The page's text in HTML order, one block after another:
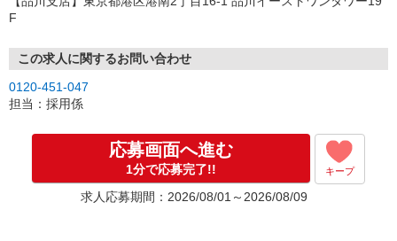
F
この求人に関するお問い合わせ
0120-451-047
担当：採用係
応募画面へ進む
1分で応募完了!! キープ
求人応募期間：2026/08/01～2026/08/09